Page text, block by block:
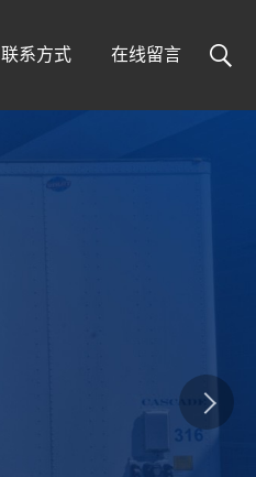
联系方式 在线留言